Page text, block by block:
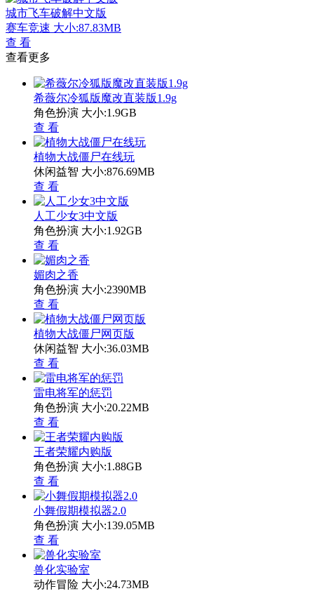
城市飞车破解中文版
赛车竞速 大小:87.83MB
查 看
查看更多
希薇尔冷狐版魔改直装版1.9g
角色扮演 大小:1.9GB
查 看
植物大战僵尸在线玩
休闲益智 大小:876.69MB
查 看
人工少女3中文版
角色扮演 大小:1.92GB
查 看
媚肉之香
角色扮演 大小:2390MB
查 看
植物大战僵尸网页版
休闲益智 大小:36.03MB
查 看
雷电将军的惩罚
角色扮演 大小:20.22MB
查 看
王者荣耀内购版
角色扮演 大小:1.88GB
查 看
小舞假期模拟器2.0
角色扮演 大小:139.05MB
查 看
兽化实验室
动作冒险 大小:24.73MB